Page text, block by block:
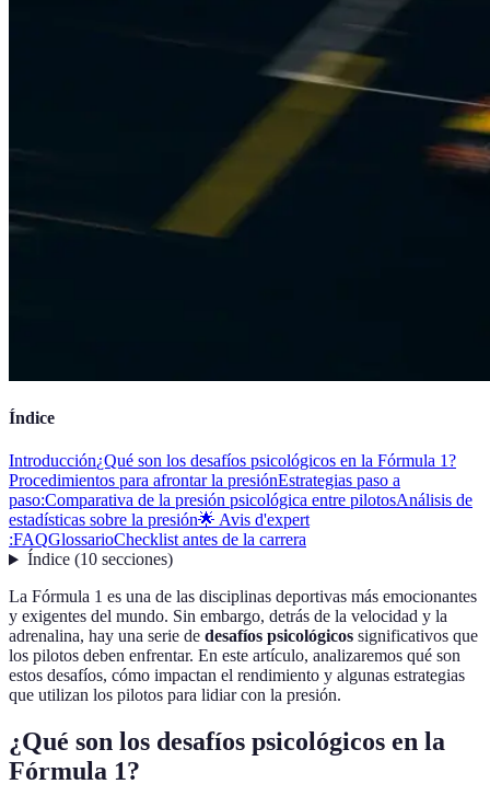
Índice
Introducción¿Qué son los desafíos psicológicos en la Fórmula 1?
Procedimientos para afrontar la presiónEstrategias paso a
paso:Comparativa de la presión psicológica entre pilotosAnálisis de
estadísticas sobre la presión🌟 Avis d'expert
:FAQGlossarioChecklist antes de la carrera
Índice(10 secciones)
La Fórmula 1 es una de las disciplinas deportivas más emocionantes
y exigentes del mundo. Sin embargo, detrás de la velocidad y la
adrenalina, hay una serie de desafíos psicológicos significativos que
los pilotos deben enfrentar. En este artículo, analizaremos qué son
estos desafíos, cómo impactan el rendimiento y algunas estrategias
que utilizan los pilotos para lidiar con la presión.
¿Qué son los desafíos psicológicos en la
Fórmula 1?